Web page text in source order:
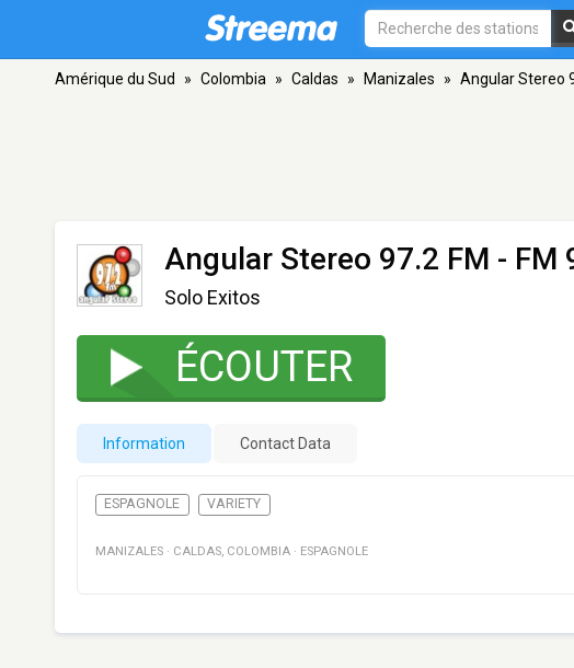
Amérique du Sud » Colombia » Caldas » Manizales » Angular Stereo
Angular Stereo 97.2 FM - FM
Solo Exitos
ÉCOUTER
Information Contact Data
ESPAGNOLE VARIETY
MANIZALES · CALDAS, COLOMBIA · ESPAGNOLE